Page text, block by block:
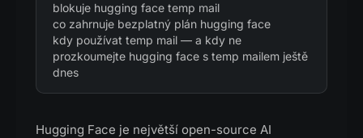
blokuje hugging face temp mail
co zahrnuje bezplatný plán hugging face
kdy používat temp mail — a kdy ne
prozkoumejte hugging face s temp mailem ještě
dnes
Hugging Face je největší open-source AI